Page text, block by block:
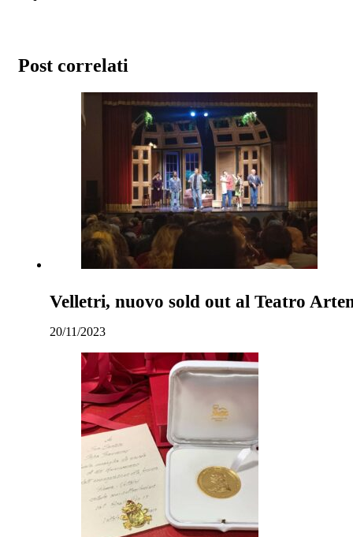
Post correlati
Velletri, nuovo sold out al Teatro
20/11/2023